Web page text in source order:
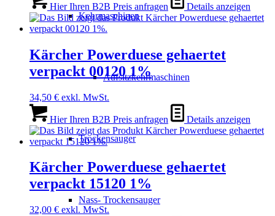
Kehrmaschinen
Aufsitzkehrmaschinen
Trockensauger
Nass- Trockensauger
Hier Ihren B2B Preis anfragen Details anzeigen
Kärcher Powerduese gehaertet
verpackt 00120 1%
34,50 € exkl. MwSt.
Hier Ihren B2B Preis anfragen Details anzeigen
Kärcher Powerduese gehaertet
verpackt 15120 1%
32,00 € exkl. MwSt.